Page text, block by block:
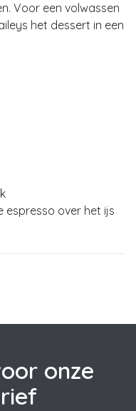
Voor een volwassen
het dessert in een
espresso over het ijs
onze